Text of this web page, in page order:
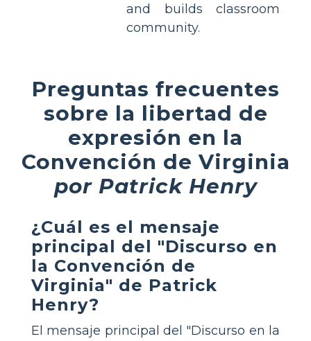
and builds classroom
community.
Preguntas frecuentes
sobre la libertad de
expresión en la
Convención de Virginia
por Patrick Henry
¿Cuál es el mensaje
principal del "Discurso en
la Convención de
Virginia" de Patrick
Henry?
El mensaje principal del "Discurso en la